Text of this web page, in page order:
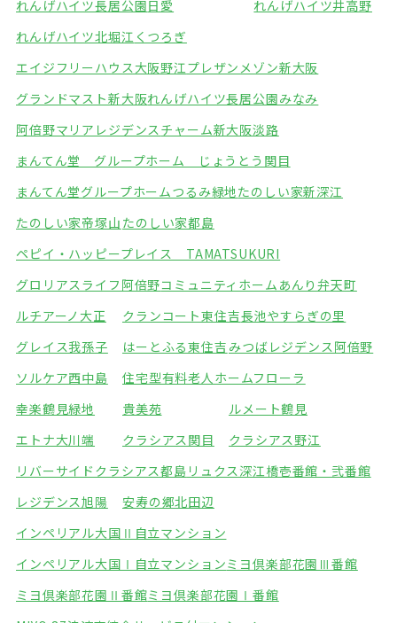
れんげハイツ長居公園日愛
れんげハイツ井高野
れんげハイツ北堀江 くつろぎ
エイジフリーハウス大阪野江プレザンメゾン新大阪
グランドマスト新大阪れんげハイツ長居公園みなみ
阿倍野マリアレジデンスチャーム新大阪淡路
まんてん堂 グループホーム じょうとう関目
まんてん堂グループホームつるみ緑地たのしい家新深江
たのしい家帝塚山 たのしい家都島
ペピイ・ハッピープレイス TAMATSUKURI
グロリアスライフ阿倍野コミュニティホームあんり弁天町
ルチアーノ大正
クランコート東住吉長池やすらぎの里
グレイス我孫子
はーとふる東住吉 みつばレジデンス阿倍野
ソルケア西中島
住宅型有料老人ホームフローラ
幸楽鶴見緑地
貴美苑
ルメート鶴見
エトナ大川端
クラシアス関目
クラシアス野江
リバーサイドクラシアス都島 リュクス深江橋壱番館・弐番館
レジデンス旭陽
安寿の郷北田辺
インペリアル大国Ⅱ自立マンション
インペリアル大国Ⅰ自立マンションミヨ倶楽部花園Ⅲ番館
ミヨ倶楽部花園Ⅱ番館ミヨ倶楽部花園Ⅰ番館